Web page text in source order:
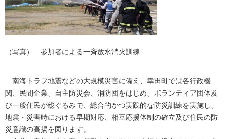
（写真） 参加者による一斉放水消火訓練
南海トラフ地震などの大規模災害に備え、幸田町では各行政機
関、民間企業、自主防災会、消防団をはじめ、ボランティア団体及
び一般住民が総ぐるみで、総合的かつ実践的な防災訓練を実施し、
地震・災害時における早期対応、相互応援体制の確立及び住民の防
災意識の高揚を図ります。